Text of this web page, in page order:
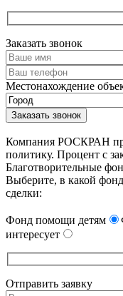
Заказать звонок
Местонахождение
Компания РОСКРАН
политику. Процент с
Благотворительные
Выберите, в какой
сделки:
Фонд помощи детям
интересует
Отправить заявку